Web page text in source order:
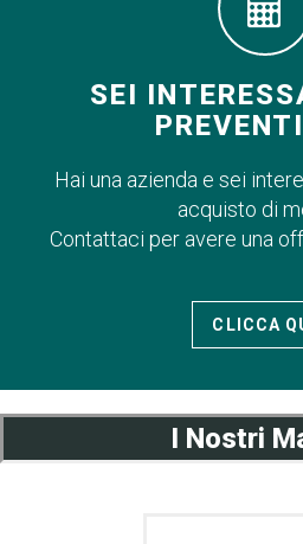
SEI
Hai una azienda e sei
acquisto di
Contattaci per avere una
CLICCA
I Nostri